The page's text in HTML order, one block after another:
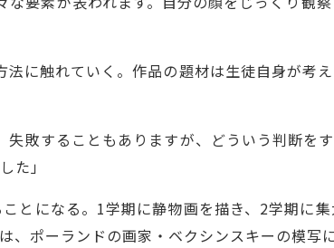
に触れていく。作品の題材は生徒自身が考
失敗することもありますが、どういう判断を
た」
とになる。1学期に静物画を描き、2学期に
ポーランドの画家・ベクシンスキーの模写